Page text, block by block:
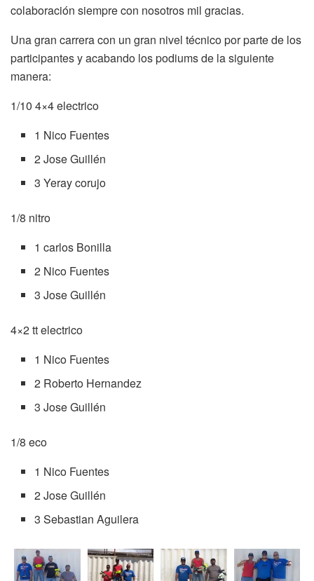
colaboración siempre con nosotros mil gracias.
Una gran carrera con un gran nivel técnico por parte de los
participantes y acabando los podiums de la siguiente
manera:
1/10 4×4 electrico
1 Nico Fuentes
2 Jose Guillén
3 Yeray corujo
1/8 nitro
1 carlos Bonilla
2 Nico Fuentes
3 Jose Guillén
4×2 tt electrico
1 Nico Fuentes
2 Roberto Hernandez
3 Jose Guillén
1/8 eco
1 Nico Fuentes
2 Jose Guillén
3 Sebastian Aguilera